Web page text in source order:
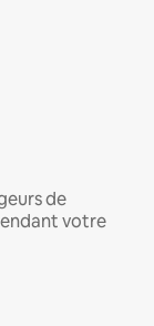
de
votre